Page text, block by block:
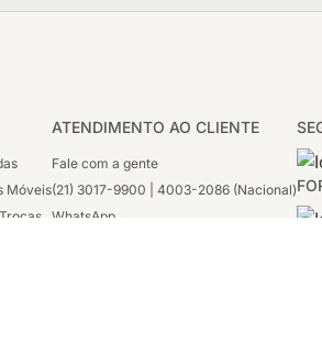
Móveis
ATENDIMENTO AO CLIENTE
Fale com a gente
(21) 3017-9900 | 4003-2086 (Nacional)
WhatsApp